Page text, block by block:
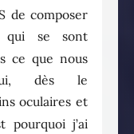
de composer
qui se sont
ce que nous
dès le
oculaires et
pourquoi j’ai